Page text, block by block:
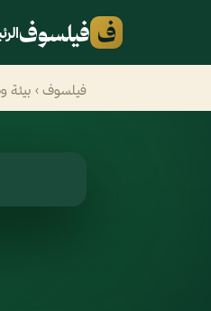
ف فيلسوف
فيلسوف › بيئة